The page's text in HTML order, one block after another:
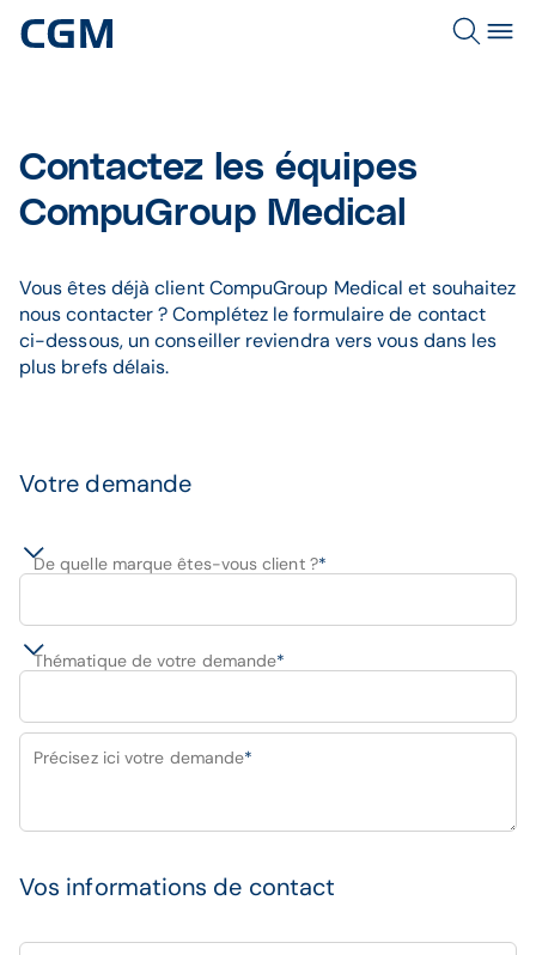
Contactez les équipes
CompuGroup Medical
Vous êtes déjà client CompuGroup Medical et souhaitez
nous contacter ? Complétez le formulaire de contact
ci-dessous, un conseiller reviendra vers vous dans les
plus brefs délais.
Votre demande
De quelle marque êtes-vous client ?*
Thématique de votre demande*
Précisez ici votre demande*
Vos informations de contact